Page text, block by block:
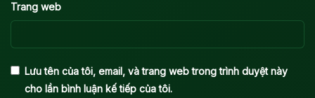
Trang web
Lưu tên của tôi, email, và trang web trong trình duyệt này
cho lần bình luận kế tiếp của tôi.